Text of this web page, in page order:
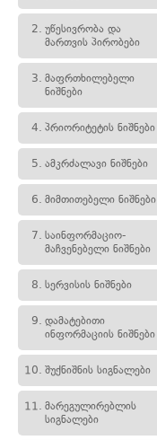
2. უწესივრობა და
მართვის პირობები
3. მაფრთხილებელი
ნიშნები
4. პრიორიტეტის ნიშნები
5. ამკრძალავი ნიშნები
6. მიმთითებელი ნიშნები
7. საინფორმაციო-
მაჩვენებელი ნიშნები
8. სერვისის ნიშნები
9. დამატებითი
ინფორმაციის ნიშნები
10. შუქნიშნის სიგნალები
11. მარეგულირებლის
სიგნალები